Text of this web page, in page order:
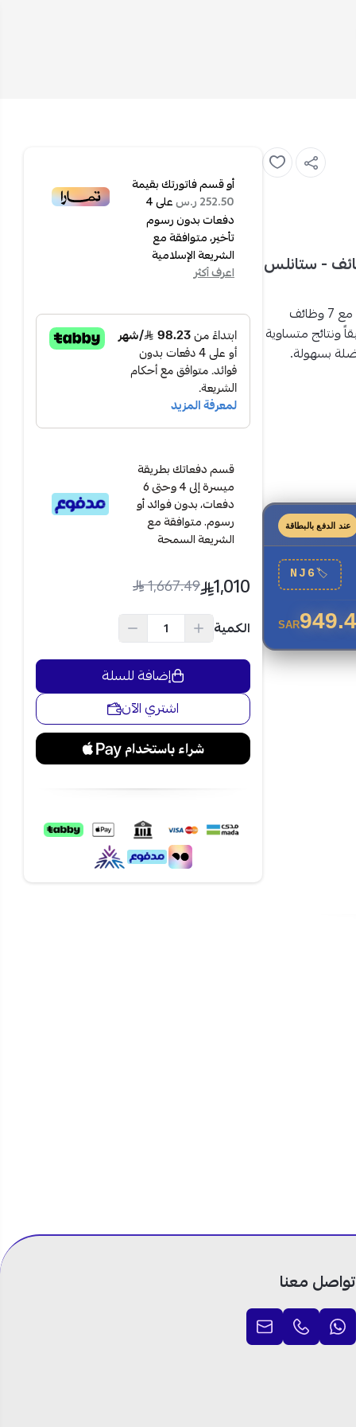
كهربائي بلت إن بمروحة - 60 سم - 7 وظائف - ستانلس
فرن ماستر جولد بلت إن كهربائي 60 سم مع 7 وظائف
ونتائج متساوية
بسهولة.
ألمنيوم
الخبز
للخبز والشواء
سهل الفك
عند الدفع بالبطاقة
🏷
NJ6
SAR
أو قسم فاتورتك بقيمة
252.50 ر.س على4
دفعات بدون رسوم
تأخير، متوافقة مع
الشريعة الإسلامية
اعرف أكثر
قسم دفعاتك بطريقة
ميسرة إلى 4 وحتى 6
دفعات، بدون فوائد أو
رسوم. متوافقة مع
الشريعة السمحة
1,010
1,667.49
الكمية
إضافة للسلة
اشتري الآن
تواصل معنا